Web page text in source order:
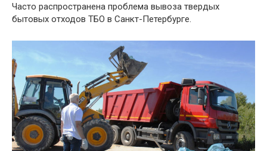
Часто распространена проблема вывоза твердых
бытовых отходов ТБО в Санкт-Петербурге.